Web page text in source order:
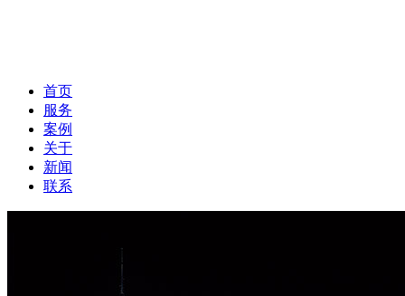
首页
服务
案例
关于
新闻
联系